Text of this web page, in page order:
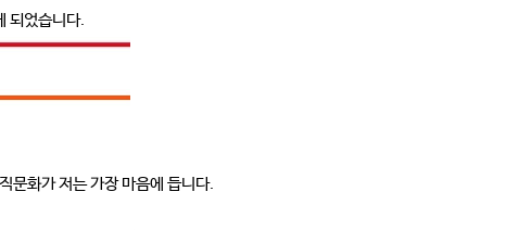
되었습니다.
문화가 저는 가장 마음에 듭니다.